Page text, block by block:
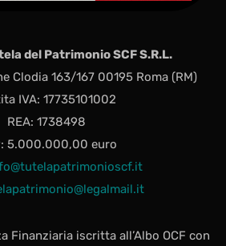
Finanziaria iscritta all’Albo OCF con
del Patrimonio SCF S.R.L.
Clodia 163/167 00195 Roma (RM)
IVA: 17735101002
REA: 1738498
5.000.000,00 euro